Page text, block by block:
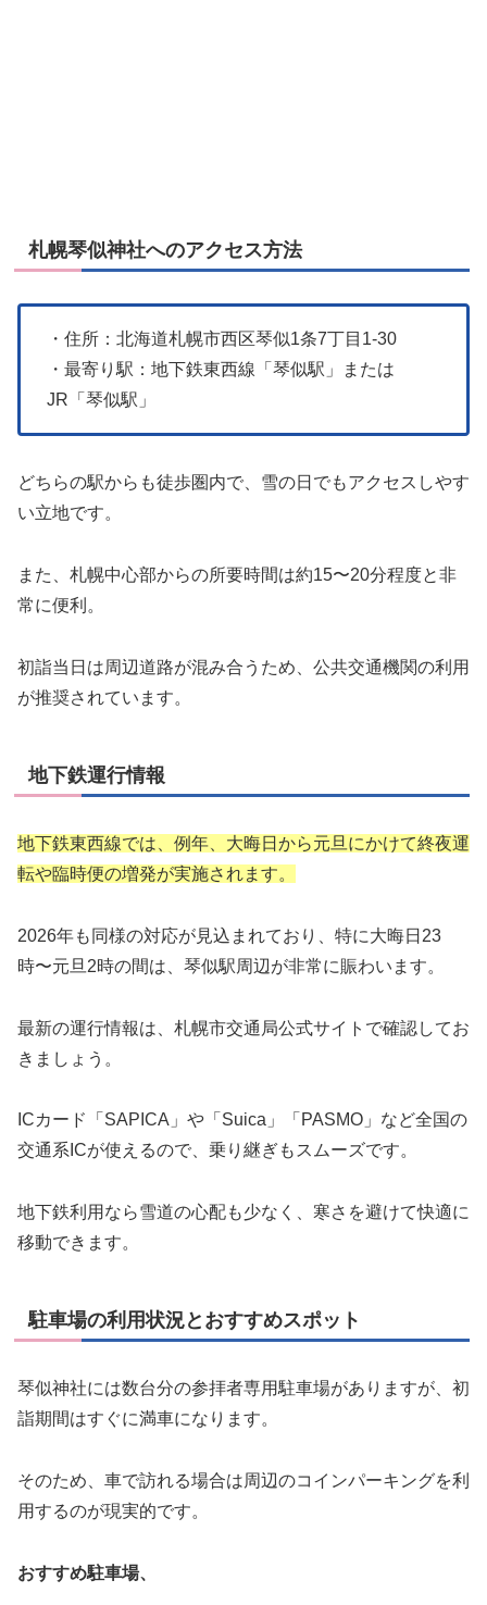
札幌琴似神社へのアクセス方法
・住所：北海道札幌市西区琴似1条7丁目1-30
・最寄り駅：地下鉄東西線「琴似駅」または
JR「琴似駅」
どちらの駅からも徒歩圏内で、雪の日でもアクセスしやす
い立地です。
また、札幌中心部からの所要時間は約15〜20分程度と非
常に便利。
初詣当日は周辺道路が混み合うため、公共交通機関の利用
が推奨されています。
地下鉄運行情報
地下鉄東西線では、例年、大晦日から元旦にかけて終夜運
転や臨時便の増発が実施されます。
2026年も同様の対応が見込まれており、特に大晦日23
時〜元旦2時の間は、琴似駅周辺が非常に賑わいます。
最新の運行情報は、札幌市交通局公式サイトで確認してお
きましょう。
ICカード「SAPICA」や「Suica」「PASMO」など全国の
交通系ICが使えるので、乗り継ぎもスムーズです。
地下鉄利用なら雪道の心配も少なく、寒さを避けて快適に
移動できます。
駐車場の利用状況とおすすめスポット
琴似神社には数台分の参拝者専用駐車場がありますが、初
詣期間はすぐに満車になります。
そのため、車で訪れる場合は周辺のコインパーキングを利
用するのが現実的です。
おすすめ駐車場、